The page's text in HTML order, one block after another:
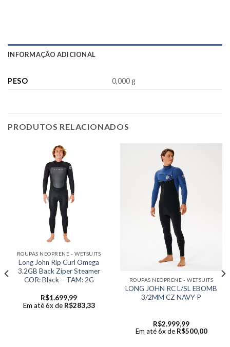
INFORMAÇÃO ADICIONAL
PESO 0,000 g
PRODUTOS RELACIONADOS
ROUPAS NEOPRENE - WETSUITS
Long John Rip Curl Omega
3.2GB Back Ziper Steamer
COR: Black – TAM: 2G
R$1.699,99
Em até 6x de R$283,33
ROUPAS NEOPRENE - WETSUITS
LONG JOHN RC L/SL EBOMB
3/2MM CZ NAVY P
R$2.999,99
Em até 6x de R$500,00